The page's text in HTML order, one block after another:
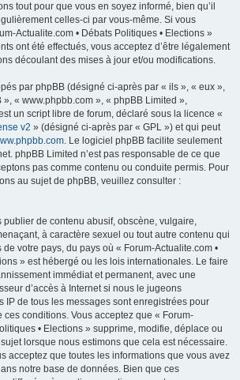
tout pour que vous en soyez informé, bien qu’il
celles-ci par vous-même. Si vous
Actualite.com • Débats Politiques • Elections »
ont été effectués, vous acceptez d’être légalement
découlant des mises à jour et/ou modifications.
par phpBB (désigné ci-après par « ils », « eux »,
« www.phpbb.com », « phpBB Limited »,
un script libre de forum, déclaré sous la licence «
v2 » (désigné ci-après par « GPL ») et qui peut
. Le logiciel phpBB facilite seulement
phpBB Limited n’est pas responsable de ce que
pas comme contenu ou conduite permis. Pour
au sujet de phpBB, veuillez consulter :
publier de contenu abusif, obscène, vulgaire,
à caractère sexuel ou tout autre contenu qui
votre pays, du pays où « Forum-Actualite.com •
» est hébergé ou les lois internationales. Le faire
immédiat et permanent, avec une
d’accès à Internet si nous le jugeons
IP de tous les messages sont enregistrées pour
conditions. Vous acceptez que « Forum-
• Elections » supprime, modifie, déplace ou
lorsque nous estimons que cela est nécessaire.
acceptez que toutes les informations que vous avez
notre base de données. Bien que ces